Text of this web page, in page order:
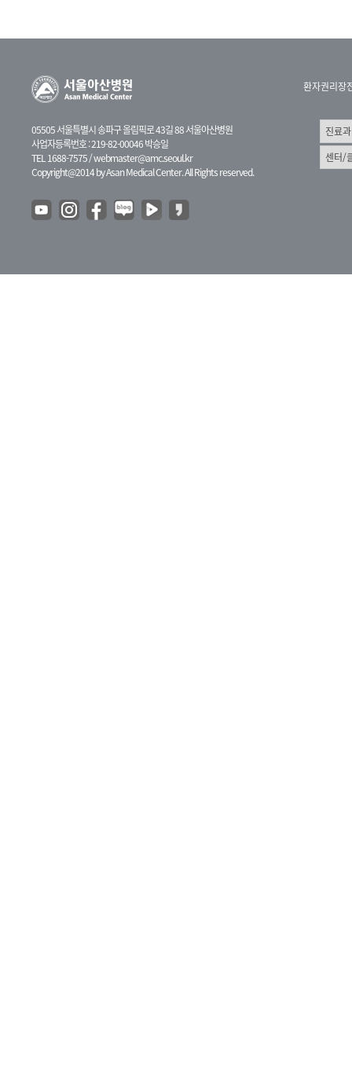
05505 서울특별시 송파구 올림픽로 43길 88 서울아산병원
사업자등록번호 : 219-82-00046 박승일
TEL 1688-7575 /webmaster@amc.seoul.kr
Copyright@2014 by Asan Medical Center. All Rights reserved.
환자권리장